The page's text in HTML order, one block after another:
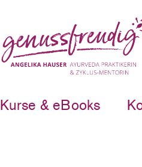
Kurse & eBooks